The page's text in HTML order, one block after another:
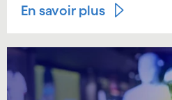
En savoir plus